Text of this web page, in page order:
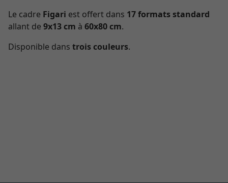
Le cadre Figari est offert dans 17 formats standard
allant de 9x13 cm à 60x80 cm.
Disponible dans trois couleurs.